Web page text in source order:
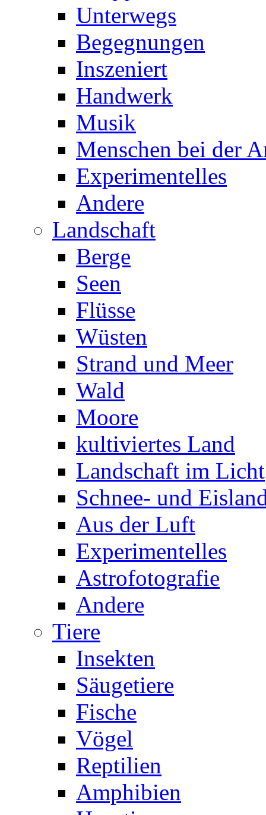
Unterwegs
Begegnungen
Inszeniert
Handwerk
Musik
Menschen bei der
Experimentelles
Andere
Landschaft
Berge
Seen
Flüsse
Wüsten
Strand und Meer
Wald
Moore
kultiviertes Land
Landschaft im Licht
Schnee- und
Aus der Luft
Experimentelles
Astrofotografie
Andere
Tiere
Insekten
Säugetiere
Fische
Vögel
Reptilien
Amphibien